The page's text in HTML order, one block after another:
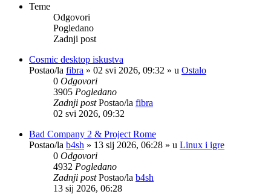
Teme
Odgovori
Pogledano
Zadnji post
Cosmic desktop iskustva
Postao/la fibra » 02 svi 2026, 09:32 » u Ostalo
0 Odgovori
3905 Pogledano
Zadnji postPostao/la fibra
02 svi 2026, 09:32
Bad Company 2 & Project Rome
Postao/la b4sh » 13 sij 2026, 06:28 » u Linux i igre
0 Odgovori
4932 Pogledano
Zadnji postPostao/la b4sh
13 sij 2026, 06:28